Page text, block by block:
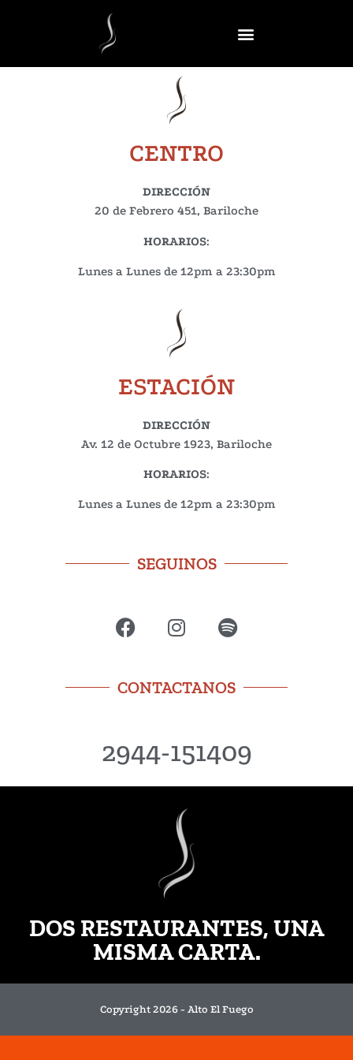
CENTRO
DIRECCIÓN
20 de Febrero 451, Bariloche
HORARIOS:
Lunes a Lunes de 12pm a 23:30pm
ESTACIÓN
DIRECCIÓN
Av. 12 de Octubre 1923, Bariloche
HORARIOS:
Lunes a Lunes de 12pm a 23:30pm
SEGUINOS
CONTACTANOS
2944-151409
DOS RESTAURANTES, UNA
MISMA CARTA.
Copyright 2026 - Alto El Fuego